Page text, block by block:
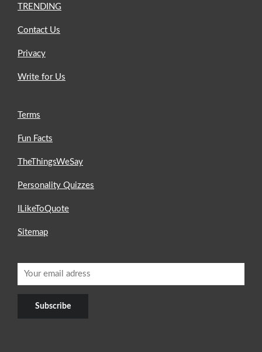
TRENDING
Contact Us
Privacy
Write for Us
Terms
Fun Facts
TheThingsWeSay
Personality Quizzes
ILikeToQuote
Sitemap